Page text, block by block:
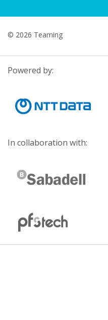
© 2026 Teaming
Powered by:
In collaboration with: